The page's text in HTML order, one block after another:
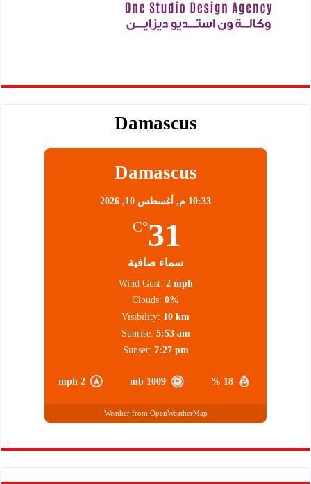
Damascus
Damascus
10:33 م, أغسطس 10, 2026
31
°C
سماء صافية
18 %
1009 mb
2 mph
Wind Gust: 2 mph
Clouds: 0%
Visibility: 10 km
Sunrise: 5:53 am
Sunset: 7:27 pm
Weather from OpenWeatherMap